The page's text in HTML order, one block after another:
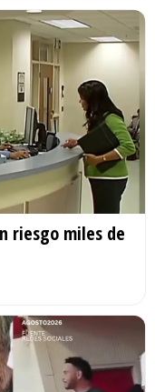
riesgo miles de